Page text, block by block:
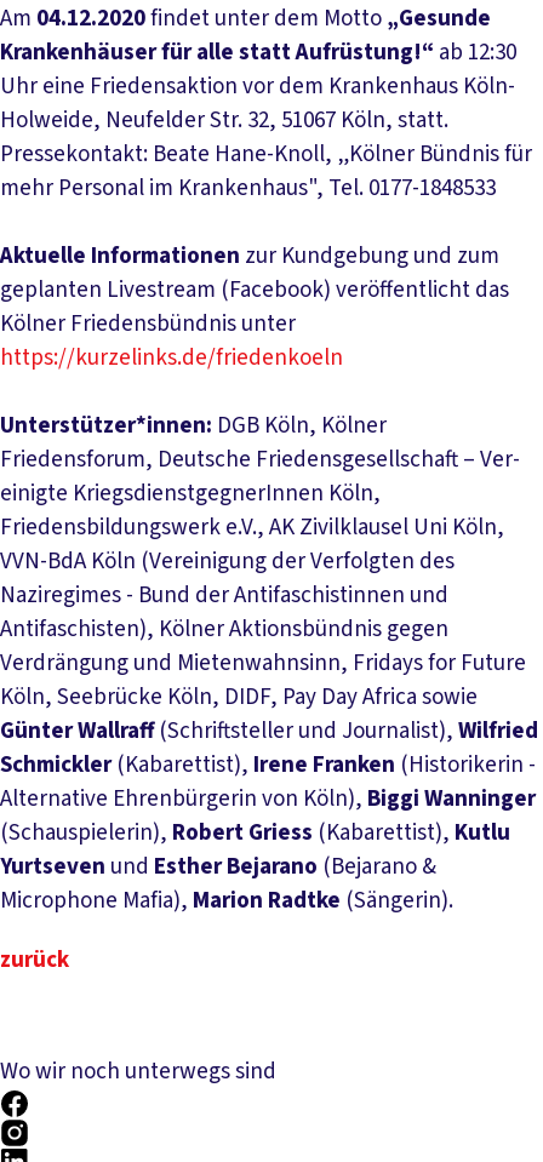
Am 04.12.2020findet unter dem Motto„Gesunde
Krankenhäuser für alle statt Auf­rüstung!“ ab 12:30
Uhr eine Friedensaktion vor dem Krankenhaus Köln-
Holweide, Neufelder Str. 32, 51067 Köln, statt.
Pressekontakt: Beate Hane-Knoll, „Kölner Bündnis für
mehr Personal im Krankenhaus", Tel. 0177-1848533
Aktuelle Informationen zur Kundgebung und zum
geplanten Livestream (Facebook) ver­öf­fent­licht das
Kölner Friedensbündnis unter
https://kurzelinks.de/friedenkoeln
Unterstützer*innen: DGB Köln, Kölner
Friedensforum, Deutsche Friedensgesellschaft – Ver­
einigte Kriegs­dienst­gegnerInnen Köln,
Friedensbildungswerk e.V., AK Zivilklausel Uni Köln,
VVN-BdA Köln (Vereinigung der Verfolgten des
Naziregimes - Bund der Antifaschistinnen und
Antifaschisten), Kölner Aktionsbündnis gegen
Verdrängung und Mieten­wahn­sinn, Fridays for Future
Köln, Seebrücke Köln, DIDF, Pay Day Africa sowie
Günter Wallraff(Schriftsteller und Journalist),Wilfried
Schmickler(Kabarettist), Irene Franken (Historikerin -
Alternative Ehrenbürgerin von Köln), Biggi Wanninger
(Schauspielerin), Robert Griess (Kabarettist), Kutlu
Yurtseven und Esther Bejarano (Bejarano &
Microphone Mafia), Marion Radtke (Sängerin).
zurück
Wo wir noch unterwegs sind